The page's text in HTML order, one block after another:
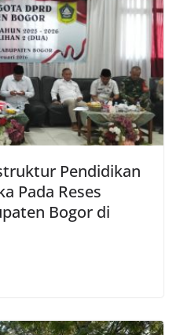
Pendidikan
Pada Reses
Bogor di